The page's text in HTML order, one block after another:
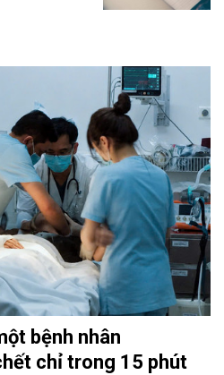
bệnh nhân
chỉ trong 15 phút